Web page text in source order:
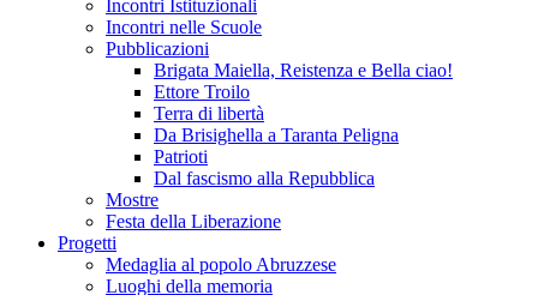
Incontri Istituzionali
Incontri nelle Scuole
Pubblicazioni
Brigata Maiella, Reistenza e Bella ciao!
Ettore Troilo
Terra di libertà
Da Brisighella a Taranta Peligna
Patrioti
Dal fascismo alla Repubblica
Mostre
Festa della Liberazione
Progetti
Medaglia al popolo Abruzzese
Luoghi della memoria